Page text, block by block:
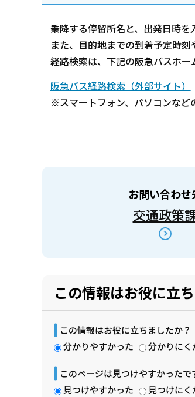
乗降する停留所名と、出発日時を
また、目的地までの到着予定時刻
経路検索は、下記の阪急バスホー
阪急バス経路検索（外部サイト）
※スマートフォン、パソコンなど
お問い合わせ
交通政策
この情報はお役に立
この情報はお役に立ちましたか？
分かりやすかった
分かりにく
このページは見つけやすかったで
見つけやすかった
見つけにく